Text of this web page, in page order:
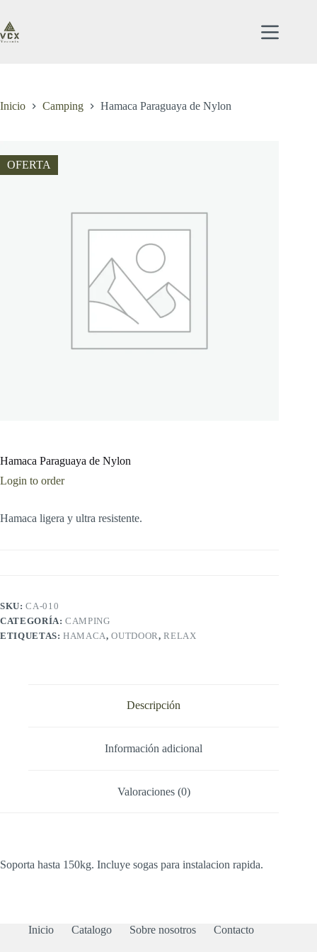
contenido
Inicio Camping Hamaca Paraguaya de Nylon
OFERTA
Hamaca Paraguaya de Nylon
Login to order
Hamaca ligera y ultra resistente.
SKU:CA-010
CATEGORÍA:CAMPING
ETIQUETAS:HAMACA,OUTDOOR,RELAX
Descripción
Información adicional
Valoraciones (0)
Soporta hasta 150kg. Incluye sogas para instalacion rapida.
Inicio Catalogo Sobre nosotros Contacto